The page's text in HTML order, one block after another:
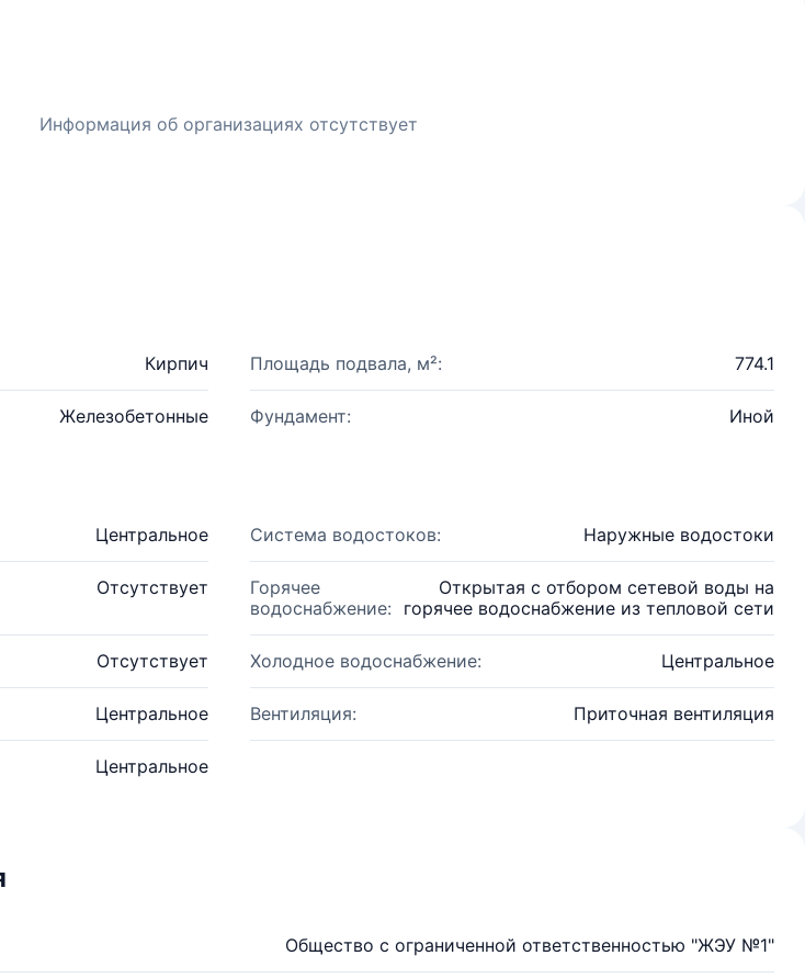
Информация об организациях отсутствует
Кирпич Площадь подвала, м²: 774.1
Железобетонные Фундамент: Иной
Центральное Система водостоков: Наружные водостоки
Отсутствует
Горячее
водоснабжение:
Открытая с отбором сетевой воды на
горячее водоснабжение из тепловой сети
Отсутствует Холодное водоснабжение: Центральное
Центральное Вентиляция: Приточная вентиляция
Центральное
Общество с ограниченной ответственностью "ЖЭУ №1"